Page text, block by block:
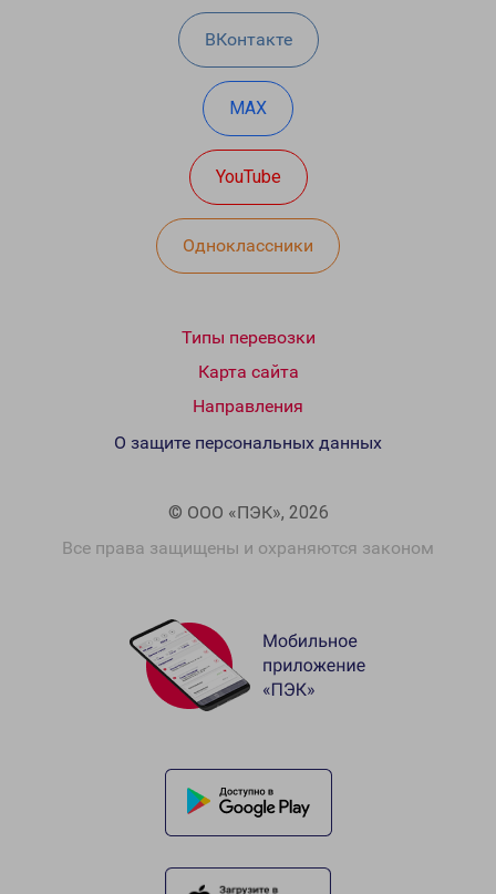
ВКонтакте
MAX
YouTube
Одноклассники
Типы перевозки
Карта сайта
Направления
© ООО «ПЭК», 2026
Все права защищены и охраняются законом
О защите персональных данных